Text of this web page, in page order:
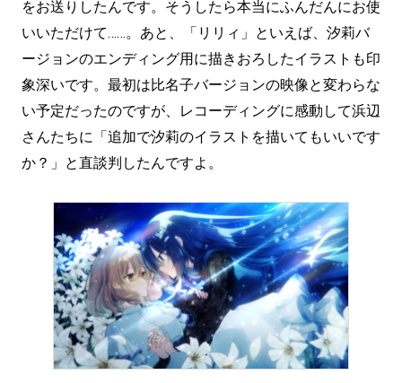
をお送りしたんです。そうしたら本当にふんだんにお使
いいただけて……。あと、「リリィ」といえば、汐莉バ
ージョンのエンディング用に描きおろしたイラストも印
象深いです。最初は比名子バージョンの映像と変わらな
い予定だったのですが、レコーディングに感動して浜辺
さんたちに「追加で汐莉のイラストを描いてもいいです
か？」と直談判したんですよ。